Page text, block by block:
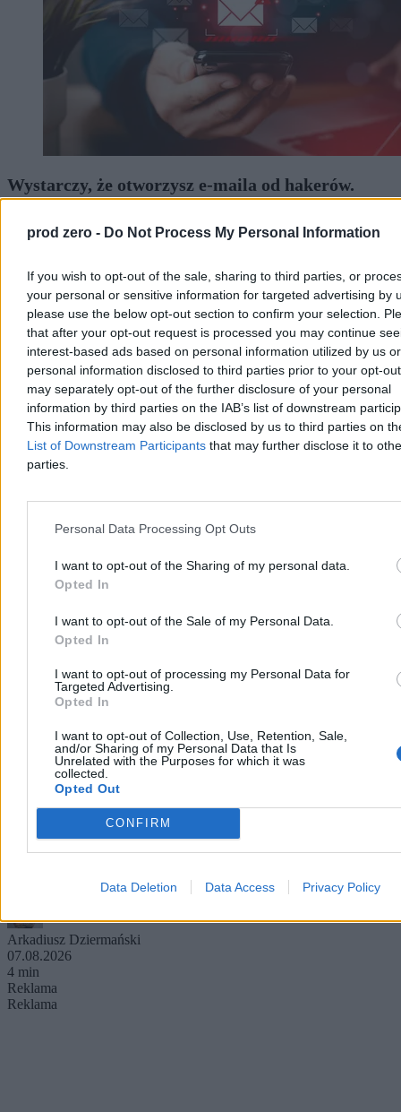
prod zero - Do Not Process My Personal Information
If you wish to opt-out of the sale, sharing to third parties, or
your personal or sensitive information for targeted advertising by
please use the below opt-out section to confirm your selection.
that after your opt-out request is processed you may continue
interest-based ads based on personal information utilized by us or
personal information disclosed to third parties prior to your opt-
may separately opt-out of the further disclosure of your personal
information by third parties on the IAB’s list of downstream
This information may also be disclosed by us to third parties on
List of Downstream Participants that may further disclose it to
parties.
Personal Data Processing Opt Outs
I want to opt-out of the Sharing of my personal data.
Opted In
I want to opt-out of the Sale of my Personal Data.
Opted In
I want to opt-out of processing my Personal Data for
Targeted Advertising.
Opted In
I want to opt-out of Collection, Use, Retention, Sale,
and/or Sharing of my Personal Data that Is
Unrelated with the Purposes for which it was
collected.
Opted Out
CONFIRM
Data Deletion Data Access Privacy Policy
Wystarczy, że otworzysz e-maila od hakerów.
Wywiad ostrzega przed cyberatakiem
Agencja Wywiadu i Służba Kontrwywiadu Wojskowego ostrzegają
e-maile z ukrytym kodem. Wystarczy otworzyć wiadomość, by
stracić dostęp do skrzynki. – Odpowiedzialne osoby powinny
dawno temu zainstalować poprawione oprogramowanie i ataku by
nie było – komentuje Kamil Porembiński, ekspert ds.
cyberbezpieczeństwa.
Krzysztof Jabłonowski
07.08.2026
5 min
Technologia
Jak uruchomić Netflixa w 4K na komputerze? W
tym rytuale brakuje tylko złożenia ofiary
Żeby oglądać Netflixa w 4K z dźwiękiem przestrzennym wystarczy
wykupić najwyższy abonament i uruchomić film, prawda? Okazuje
się nie do końca. Bo nawet jak spełnisz wymagania dotyczące
przeglądarki, a teraz do listy dołącza Google Chrome, to pozostają
Arkadiusz Dziermański
07.08.2026
4 min
Reklama
Reklama